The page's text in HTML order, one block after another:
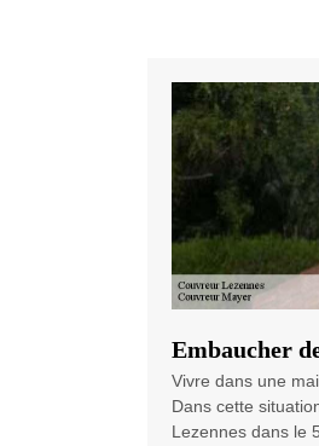
Embaucher
Vivre dans une
Dans cette
Lezennes dans le